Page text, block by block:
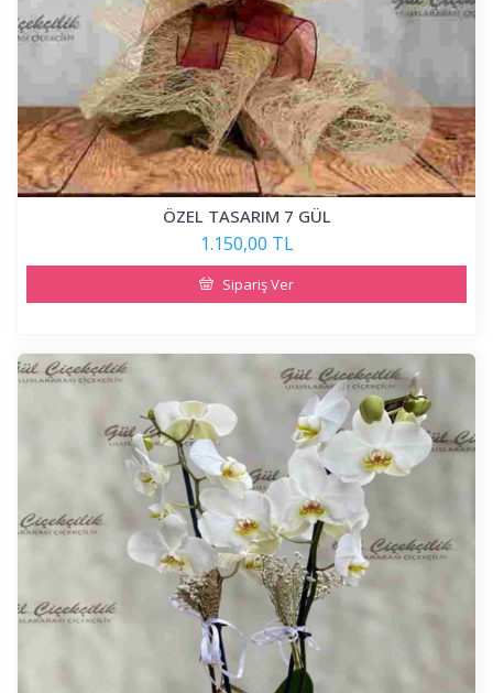
ÖZEL TASARIM 7 GÜL
1.150,00 TL
Sipariş Ver